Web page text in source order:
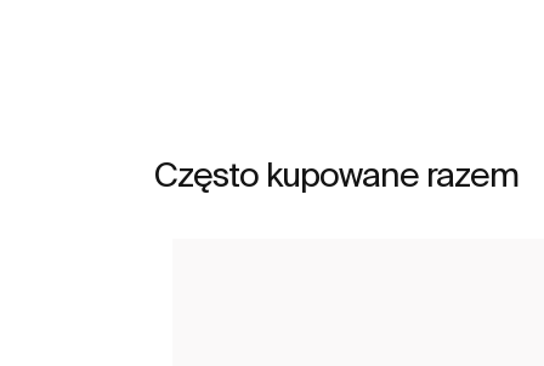
Często kupowane razem